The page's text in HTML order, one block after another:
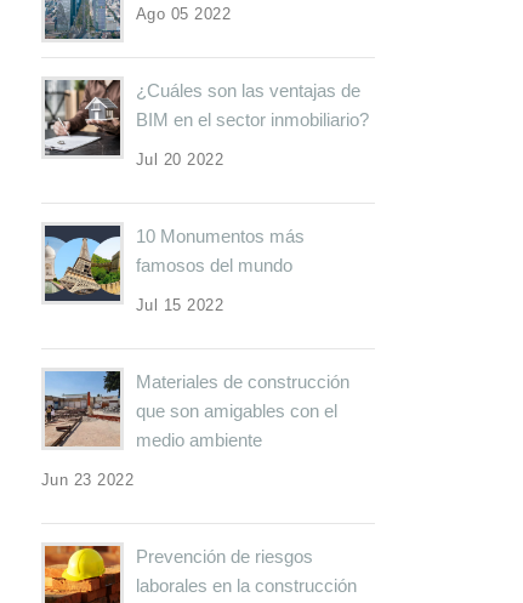
Ago 05 2022
¿Cuáles son las ventajas de
BIM en el sector inmobiliario?
Jul 20 2022
10 Monumentos más
famosos del mundo
Jul 15 2022
Materiales de construcción
que son amigables con el
medio ambiente
Jun 23 2022
Prevención de riesgos
laborales en la construcción